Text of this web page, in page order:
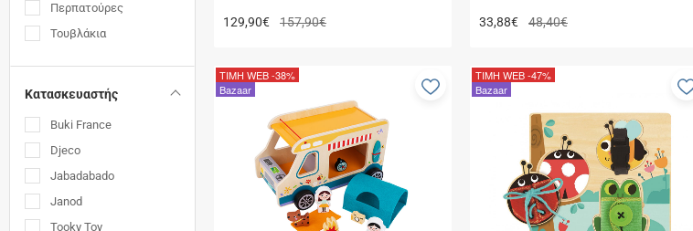
Περπατούρες
Τουβλάκια
Κατασκευαστής
Buki France
Djeco
Jabadabado
Janod
Tooky Toy
129,90€ 157,90€ 33,88€ 48,40€
ΤΙΜΗ WEB-38%
Bazaar
Προσθήκη
ΤΙΜΗ WEB-47%
Bazaar